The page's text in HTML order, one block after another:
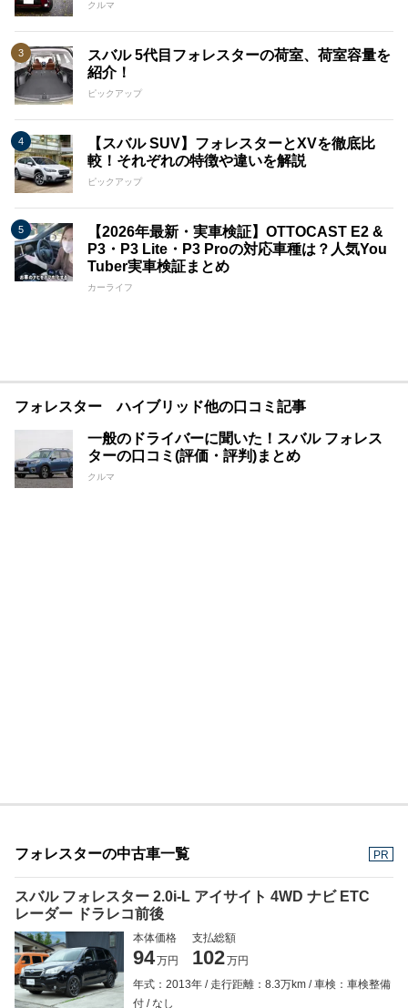
クルマ
スバル 5代目フォレスターの荷室、荷室容量を
紹介！
ピックアップ
【スバル SUV】フォレスターとXVを徹底比
較！それぞれの特徴や違いを解説
ピックアップ
【2026年最新・実車検証】OTTOCAST E2 &
P3・P3 Lite・P3 Proの対応車種は？人気You
Tuber実車検証まとめ
カーライフ
フォレスター ハイブリッド他の口コミ記事
一般のドライバーに聞いた！スバル フォレス
ターの口コミ(評価・評判)まとめ
クルマ
フォレスターの中古車一覧 PR
スバル フォレスター 2.0i-L アイサイト 4WD ナビ ETC
レーダー ドラレコ前後
本体価格
94万円
支払総額
102万円
年式：2013年
走行距離：8.3万km
車検：車検整備
付
なし